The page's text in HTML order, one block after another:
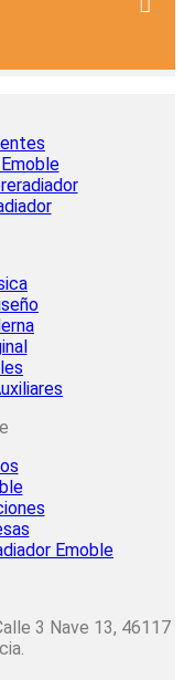
Emoble
3 Nave 13, 46117